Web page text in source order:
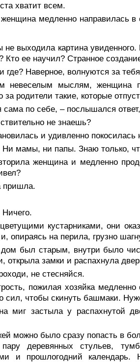
хватит всем.
медленно направилась в
выходила картина увиденного.
Кто ее научил? Странное
где? Наверное, волнуются за
невеселым мыслям, женщина
за родители такие, которые
сама по себе, – послышался
не знаешь?
и удивленно покосилась
мамы, ни папы. Знаю только,
женщина и медленно
пришла.
кустарниками, они
опираясь на перила, грузно
был старым, внутри было
замки и распахнула
не стесняйся.
пожилая хозяйка
сил, чтобы скинуть башмаки.
миг застыла у распахнутой
можно было сразу попасть в
деревянных стульев,
и прошлогодний